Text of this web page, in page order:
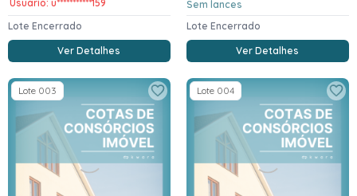
Usuario: u***********159
Lote Encerrado
Ver Detalhes
Sem lances
Lote Encerrado
Ver Detalhes
Lote 003 Lote 004